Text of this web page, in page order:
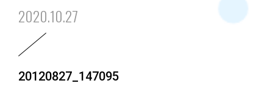
2020.10.27
20120827_147095